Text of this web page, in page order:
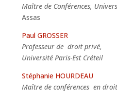
Maître de Conférences,
Assas
Paul GROSSER
Professeur de droit privé,
Université Paris-Est Créteil
Stéphanie HOURDEAU
Maître de conférences en